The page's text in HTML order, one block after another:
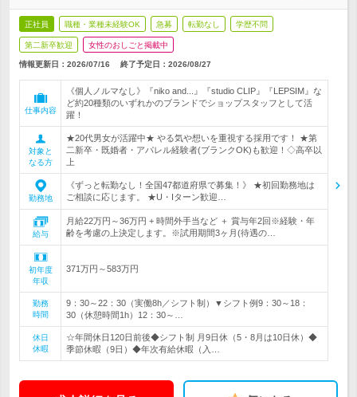
正社員 職種・業種未経験OK 急募 転勤なし 学歴不問
第二新卒歓迎 女性のおしごと掲載中
情報更新日：2026/07/16 終了予定日： 2026/08/27
仕事内容
《個人ノルマなし》『niko and...』『studio CLIP』『LEPSIM』な
ど約20種類のいずれかのブランドでショップスタッフとして活
躍！
対象と
なる方
★20代男女が活躍中★ やる気や想いを重視する採用です！ ★第
二新卒・既婚者・アパレル経験者(ブランクOK)も歓迎！◇高卒以
上
勤務地
《ずっと転勤なし！全国47都道府県で募集！》 ★初回勤務地は
ご相談に応じます。 ★U・Iターン歓迎…
給与
月給22万円～36万円 + 時間外手当など ＋ 賞与年2回※経験・年
齢を考慮の上決定します。※試用期間3ヶ月(待遇の…
初年度
年収
371万円～583万円
勤務
時間
9：30～22：30（実働8h／シフト制）▼シフト例9：30～18：
30（休憩時間1h）12：30～…
休日
休暇
☆年間休日120日前後◆シフト制 月9日休（5・8月は10日休）◆
季節休暇（9日）◆年次有給休暇（入…